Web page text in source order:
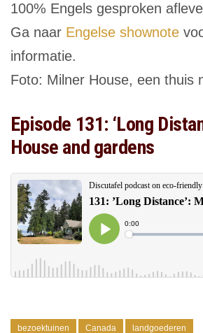
100% Engels gesproken
Ga naar Engelse shownote
informatie.
Foto: Milner House, een thuis
Episode 131: ‘Long
House and gardens
bezoektuinen Canada landgoederen